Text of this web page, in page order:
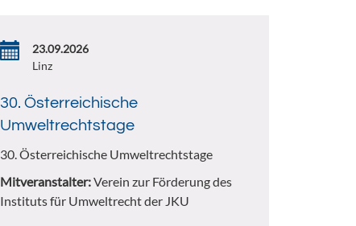
23.09.2026
Linz
30. Österreichische
Umweltrechtstage
30. Österreichische Umweltrechtstage
Mitveranstalter:Verein zur Förderung des
Instituts für Umweltrecht der JKU